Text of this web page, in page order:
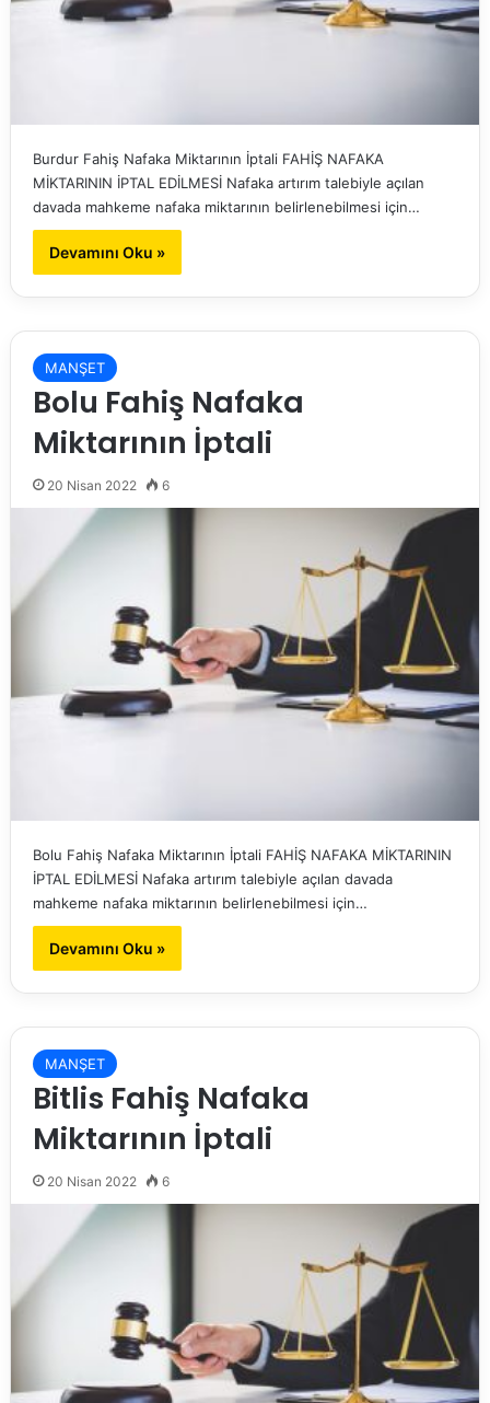
Burdur Fahiş Nafaka Miktarının İptali FAHİŞ NAFAKA
MİKTARININ İPTAL EDİLMESİ Nafaka artırım talebiyle açılan
davada mahkeme nafaka miktarının belirlenebilmesi için…
Devamını Oku »
MANŞET
Bolu Fahiş Nafaka
Miktarının İptali
20 Nisan 2022 6
Bolu Fahiş Nafaka Miktarının İptali FAHİŞ NAFAKA MİKTARININ
İPTAL EDİLMESİ Nafaka artırım talebiyle açılan davada
mahkeme nafaka miktarının belirlenebilmesi için…
Devamını Oku »
MANŞET
Bitlis Fahiş Nafaka
Miktarının İptali
20 Nisan 2022 6